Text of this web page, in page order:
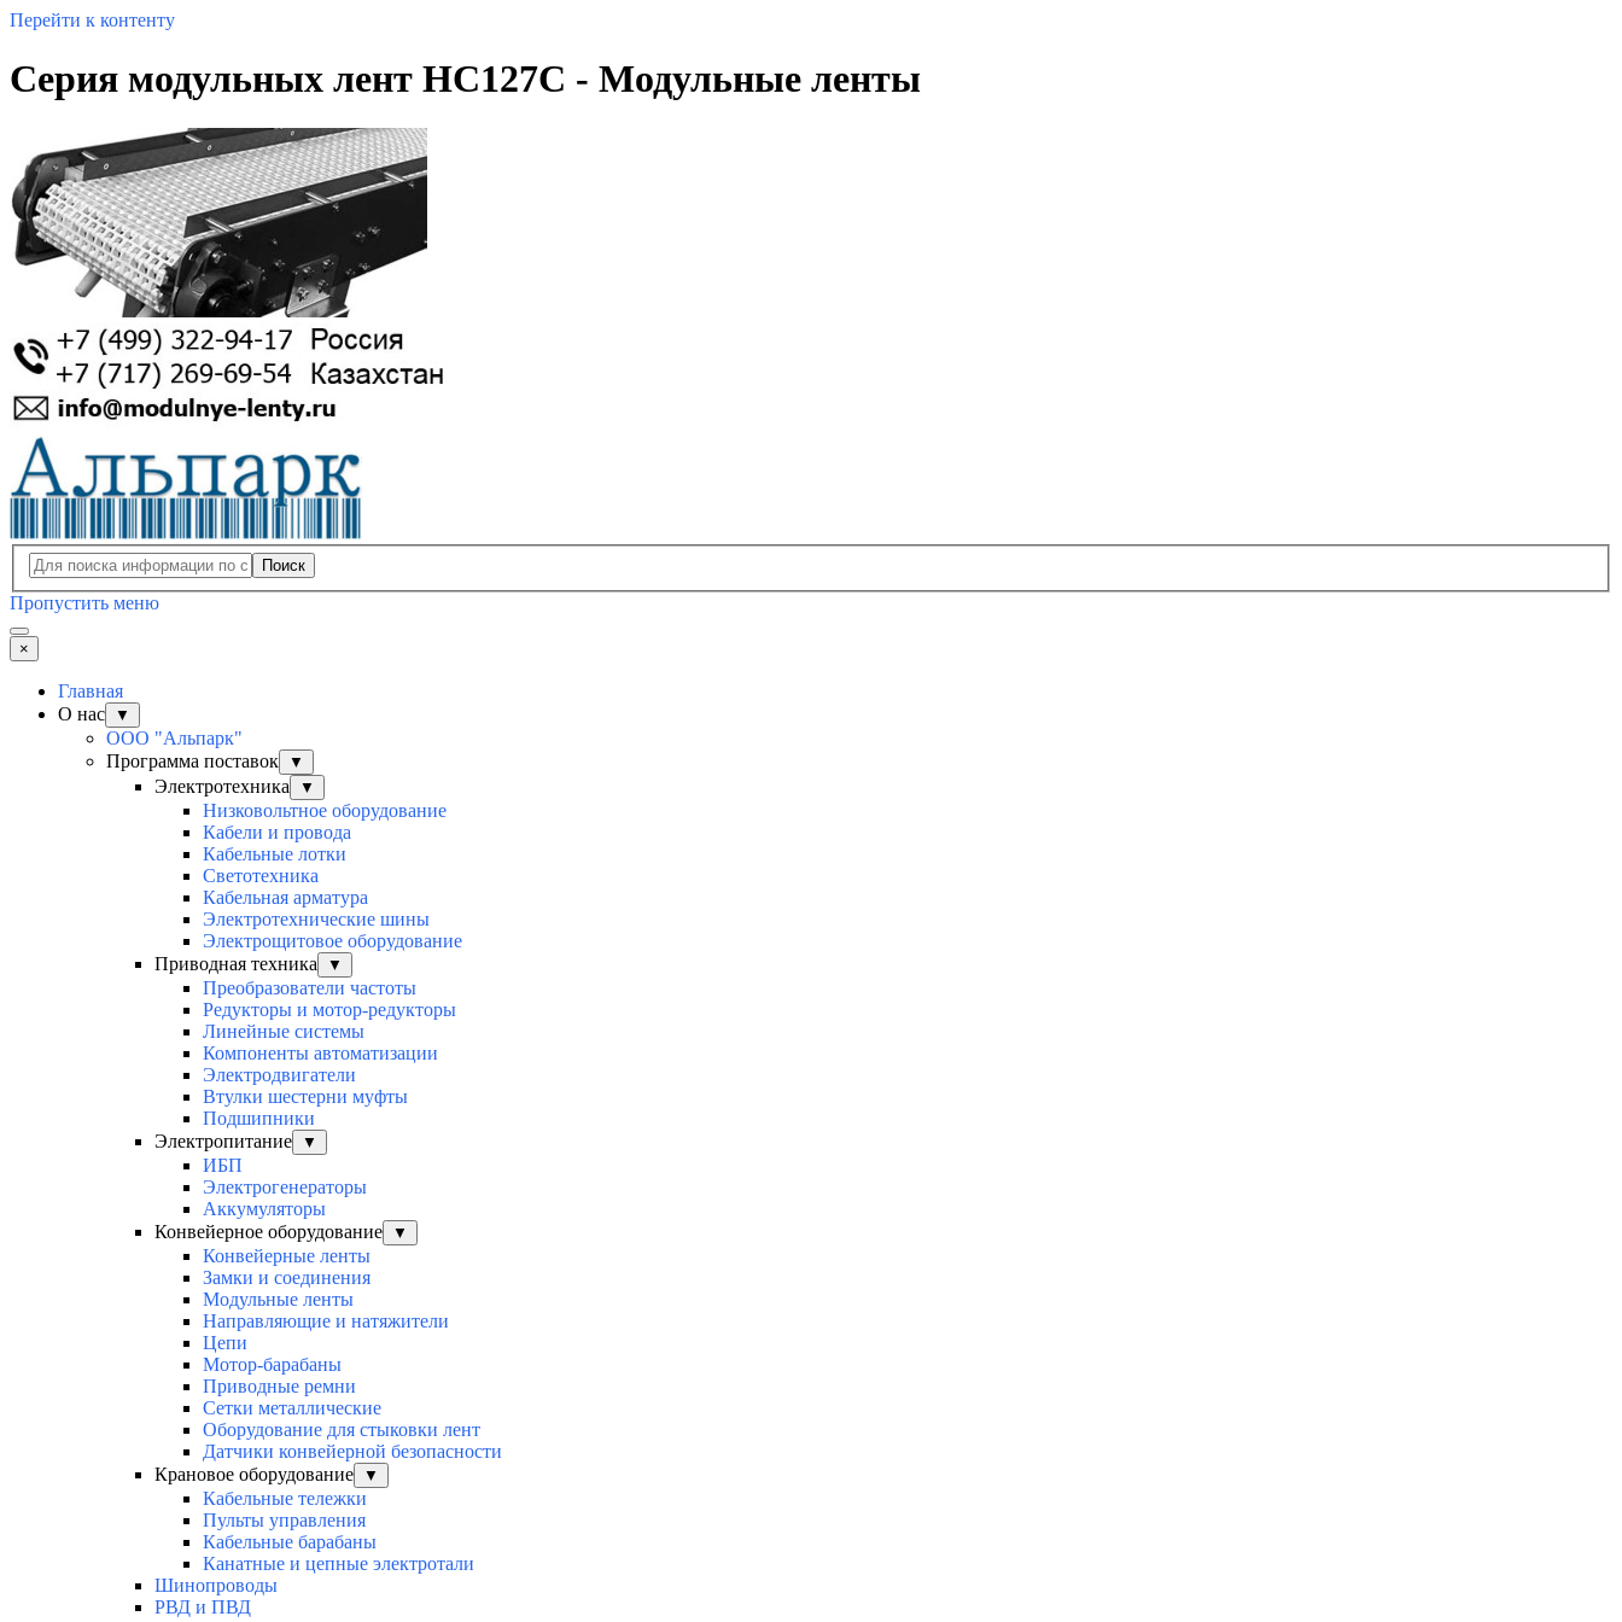
Перейти к контенту
Серия модульных лент HC127C - Модульные ленты
Поиск
Пропустить меню
×
Главная
О нас
▼
ООО "Альпарк"
Программа поставок
▼
Электротехника ▼
Низковольтное оборудование
Кабели и провода
Кабельные лотки
Светотехника
Кабельная арматура
Электротехнические шины
Электрощитовое оборудование
Приводная техника
▼
Преобразователи частоты
Редукторы и мотор-редукторы
Линейные системы
Компоненты автоматизации
Электродвигатели
Втулки шестерни муфты
Подшипники
Электропитание
▼
ИБП
Электрогенераторы
Аккумуляторы
Конвейерное оборудование
▼
Конвейерные ленты
Замки и соединения
Модульные ленты
Направляющие и натяжители
Цепи
Мотор-барабаны
Приводные ремни
Сетки металлические
Оборудование для стыковки лент
Датчики конвейерной безопасности
Крановое оборудование
▼
Кабельные тележки
Пульты управления
Кабельные барабаны
Канатные и цепные электротали
Шинопроводы
РВД и ПВД